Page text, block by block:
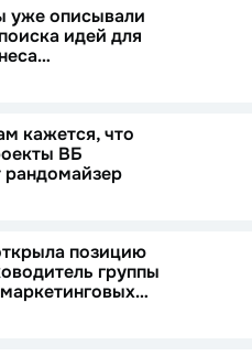
уже описывали
идей для
кажется, что
ВБ
рандомайзер
позицию
группы